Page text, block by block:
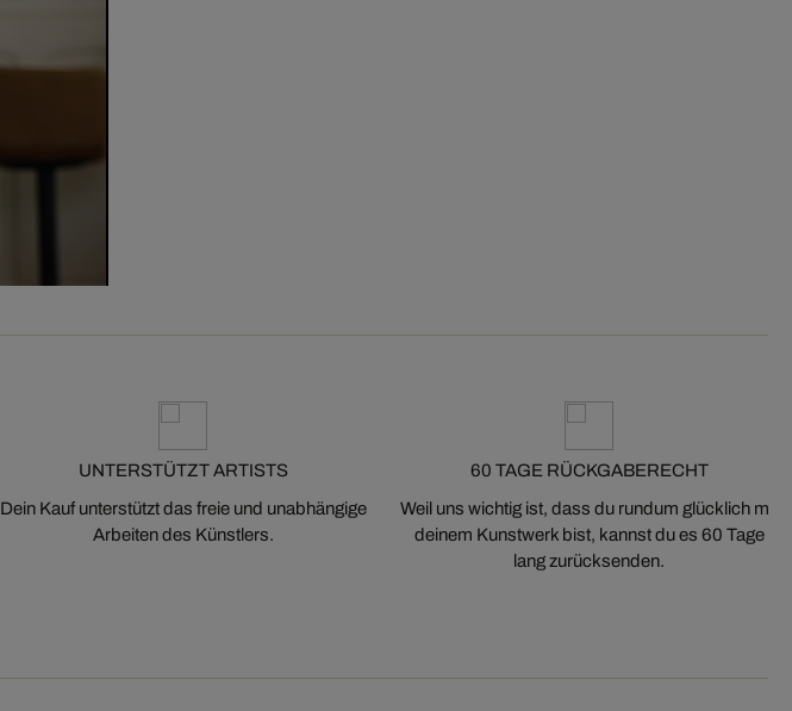
UNTERSTÜTZT ARTISTS
Dein Kauf unterstützt das freie und unabhängige
Arbeiten des Künstlers.
60 TAGE RÜCKGABERECHT
Weil uns wichtig ist, dass du rundum glücklich mit
deinem Kunstwerk bist, kannst du es 60 Tage
lang zurücksenden.